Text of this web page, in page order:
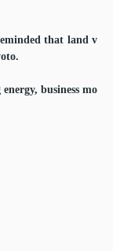
that land v
business mo